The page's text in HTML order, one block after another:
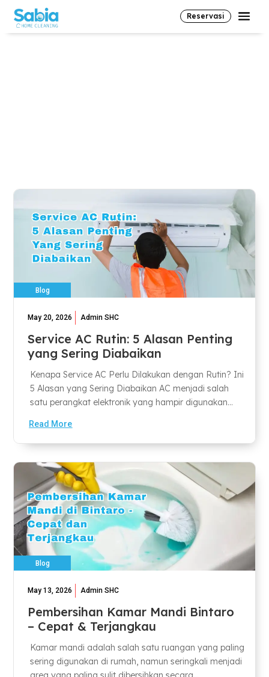
Reservasi
Blog
May 20, 2026 Admin SHC
Service AC Rutin: 5 Alasan Penting
yang Sering Diabaikan
Kenapa Service AC Perlu Dilakukan dengan Rutin? Ini
5 Alasan yang Sering Diabaikan AC menjadi salah
satu perangkat elektronik yang hampir digunakan...
Read More
Blog
May 13, 2026 Admin SHC
Pembersihan Kamar Mandi Bintaro
– Cepat & Terjangkau
Kamar mandi adalah salah satu ruangan yang paling
sering digunakan di rumah, namun seringkali menjadi